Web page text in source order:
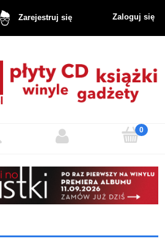
Zarejestruj się Zaloguj się